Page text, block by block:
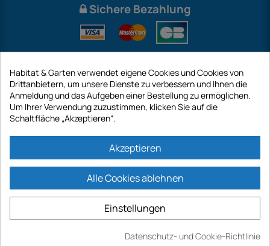
Sichere Bezahlung
International
einem Kapital von 187 203,29 €, 32 Rue de Paradis - PARIS 75010
(FRANKREICH). GECODIS.SA wurde am 11.04.1998 gegründet und ist eine
Tochtergesellschaft der ODAYA ​​HOLDING mit einem Kapital von 2.750.640,00
EURO.
Habitat & Garten verwendet eigene Cookies und Cookies von
Drittanbietern, um unsere Dienste zu verbessern und Ihnen die
Anmeldung und das Aufgeben einer Bestellung zu ermöglichen.
Um Ihrer Verwendung zuzustimmen, klicken Sie auf die
Schaltfläche „Akzeptieren“.
Akzeptieren
Alle Cookies ablehnen
Einstellungen
Datenschutz- und Cookie-Richtlinie